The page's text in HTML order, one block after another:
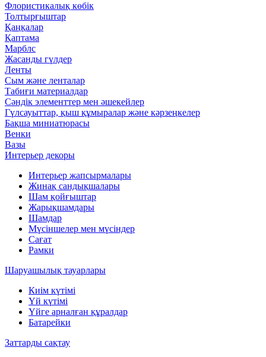
Флористикалық көбік
Толтырғыштар
Қаңқалар
Қаптама
Марблс
Жасанды гүлдер
Ленты
Сым және ленталар
Табиғи материалдар
Сәндік элементтер мен әшекейлер
Гүлсауыттар, қыш құмыралар және кәрзеңкелер
Бақша миниатюрасы
Венки
Вазы
Интерьер декоры
Интерьер жапсырмалары
Жинақ сандықшалары
Шам қойғыштар
Жарықшамдары
Шамдар
Мүсіншелер мен мүсіндер
Сағат
Рамки
Шаруашылық тауарлары
Киім күтімі
Үй күтімі
Үйге арналған құралдар
Батарейки
Заттарды сақтау